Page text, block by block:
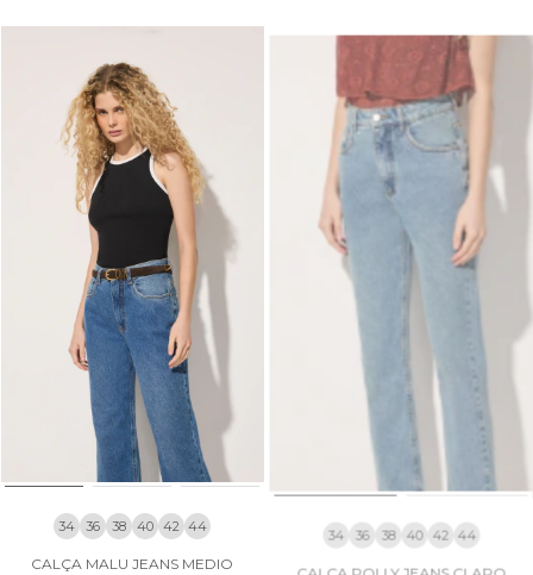
34 36 38 40 42 44
CALÇA MALU JEANS MEDIO
34 36 38 40 42 44
CALÇA POLLY JEANS CLARO